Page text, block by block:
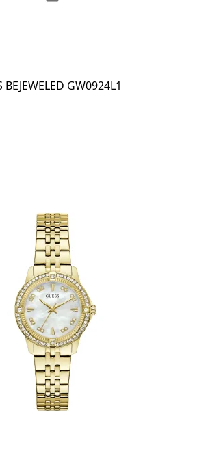
BEJEWELED GW0924L1